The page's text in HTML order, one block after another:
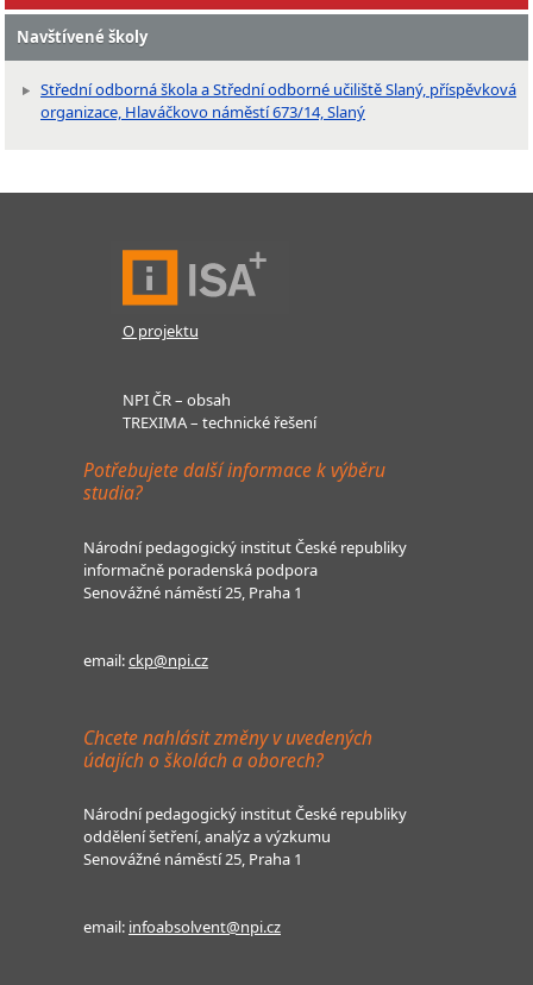
Navštívené školy
Střední odborná škola a Střední odborné učiliště Slaný, příspěvková
organizace, Hlaváčkovo náměstí 673/14, Slaný
O projektu
NPI ČR – obsah
TREXIMA – technické řešení
Potřebujete další informace k výběru
studia?
Národní pedagogický institut České republiky
informačně poradenská podpora
Senovážné náměstí 25, Praha 1
email:ckp@npi.cz
Chcete nahlásit změny v uvedených
údajích o školách a oborech?
Národní pedagogický institut České republiky
oddělení šetření, analýz a výzkumu
Senovážné náměstí 25, Praha 1
email: infoabsolvent@npi.cz